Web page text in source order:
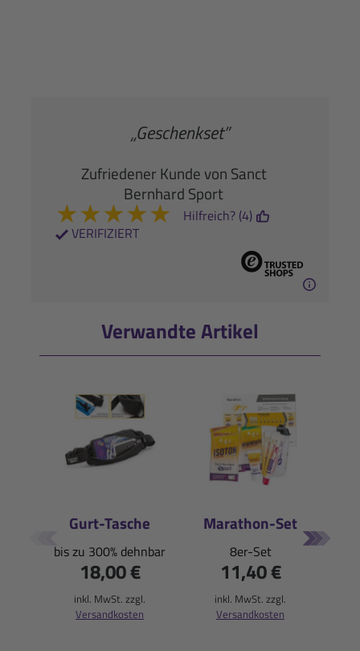
„Geschenkset”
Zufriedener Kunde von Sanct
Bernhard Sport
★★★★★
VERIFIZIERT
Hilfreich? (4)
Verwandte Artikel
Gurt-Tasche
bis zu 300% dehnbar
18,00 €
inkl. MwSt. zzgl.
Versandkosten
Marathon-Set
8er-Set
11,40 €
inkl. MwSt. zzgl.
Versandkosten